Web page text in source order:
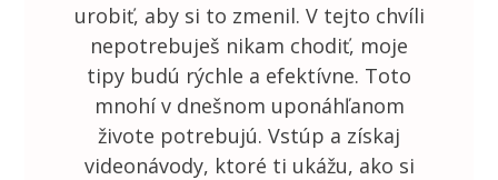
urobiť, aby si to zmenil. V tejto chvíli
nepotrebuješ nikam chodiť, moje
tipy budú rýchle a efektívne. Toto
mnohí v dnešnom uponáhľanom
živote potrebujú. Vstúp a získaj
videonávody, ktoré ti ukážu, ako si